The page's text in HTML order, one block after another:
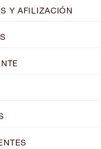
Y AFILIZACIÓN